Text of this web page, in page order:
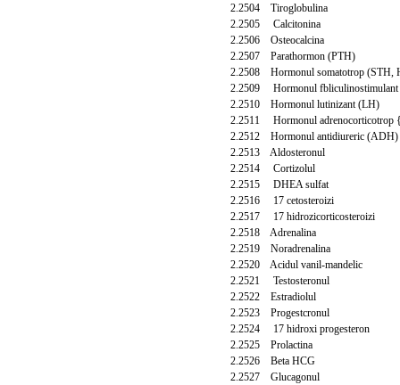
2.2504 Tiroglobulina
2.2505 Calcitonina
2.2506 Osteocalcina
2.2507 Parathormon (PTH)
2.2508 Hormonul somatotrop (STH,
2.2509 Hormonul fbliculinostimulant
2.2510 Hormonul lutinizant (LH)
2.2511 Hormonul adrenocorticotrop
2.2512 Hormonul antidiureric (ADH)
2.2513 Aldosteronul
2.2514 Cortizolul
2.2515 DHEA sulfat
2.2516 17 cetosteroizi
2.2517 17 hidrozicorticosteroizi
2.2518 Adrenalina
2.2519 Noradrenalina
2.2520 Acidul vanil-mandelic
2.2521 Testosteronul
2.2522 Estradiolul
2.2523 Progestcronul
2.2524 17 hidroxi progesteron
2.2525 Prolactina
2.2526 Beta HCG
2.2527 Glucagonul